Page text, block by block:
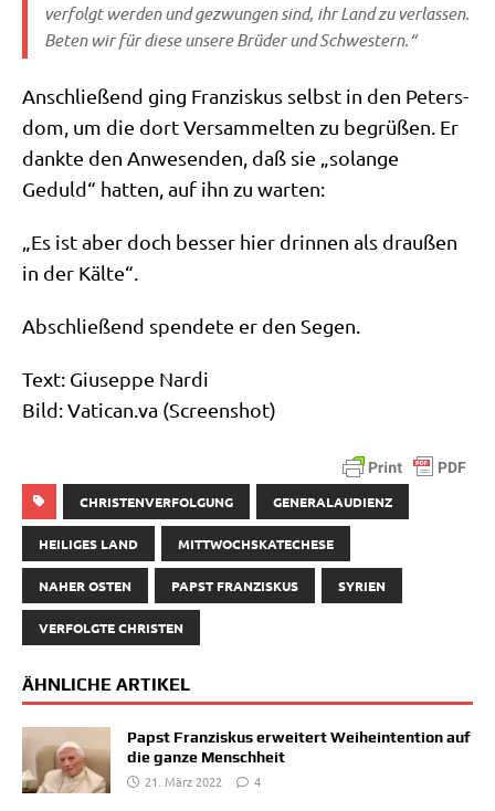
ver­folgt wer­den und gezwun­gen sind, ihr Land zu ver­las­sen.
Beten wir für die­se unse­re Brü­der und Schwestern.“
Anschlie­ßend ging Fran­zis­kus selbst in den Peters­
dom, um die dort Ver­sam­mel­ten zu begrü­ßen. Er
dank­te den Anwe­sen­den, daß sie „solan­ge
Geduld“ hat­ten, auf ihn zu warten:
„Es ist aber doch bes­ser hier drin­nen als drau­ßen
in der Kälte“.
Abschlie­ßend spen­de­te er den Segen.
Text: Giu­sep­pe Nardi
Bild: Vati​can​.va (Screen­shot)
CHRISTENVERFOLGUNG GENERALAUDIENZ
HEILIGES LAND MITTWOCHSKATECHESE
NAHER OSTEN PAPST FRANZISKUS SYRIEN
VERFOLGTE CHRISTEN
ÄHNLICHE ARTIKEL
Papst Franziskus erweitert Weiheintention auf
die ganze Menschheit
21. März 2022
4